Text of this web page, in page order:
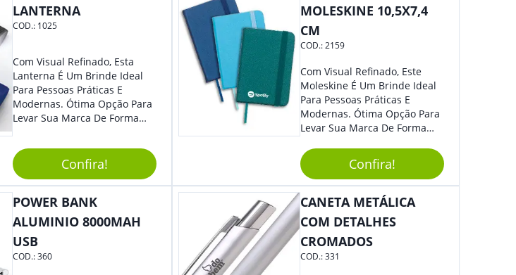
LANTERNA
COD.: 1025
Com Visual Refinado, Esta
Lanterna É Um Brinde Ideal
Para Pessoas Práticas E
Modernas. Ótima Opção Para
Levar Sua Marca De Forma
Sua Empresa Em Eventos,
Reuniões Corporativas Ou Até
Mesmo Para Presentear
Colaboradores E Parceiros De
Sua Empresa.
Confira!
MOLESKINE 10,5X7,4
CM
COD.:2159
Com Visual Refinado, Este
Moleskine É Um Brinde Ideal
Para Pessoas Práticas E
Modernas. Ótima Opção Para
Levar Sua Marca De Forma
Sua Empresa Em Eventos,
Reuniões Corporativas Ou Até
Mesmo Para Presentear
Colaboradores E Parceiros De
Confira!
POWER BANK
ALUMINIO 8000MAH
USB
COD.:360
CANETA METÁLICA
COM DETALHES
CROMADOS
COD.:331